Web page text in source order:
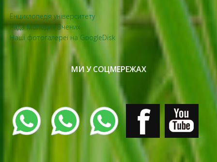
Енциклопедія університету
Рада Молодих Вчених
Наші фотогалереї на GoogleDisk
МИ У СОЦМЕРЕЖАХ